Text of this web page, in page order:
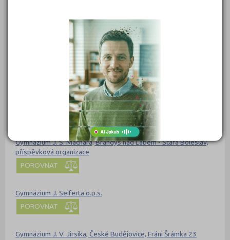
Gymnázium Ivana Olbrachta, Semily, Nad Špejcharem 574,
příspěvková organizace
Gymnázium J. G. Mendela a jeho zařízení a Základní umělecká
škola, školská právnická osoba
Gymnázium J. S. Machara, Brandýs nad Labem - Stará Boleslav,
příspěvková organizace
POROVNAT
Gymnázium J. Seiferta o.p.s.
POROVNAT
Gymnázium J. V. Jirsíka, České Budějovice, Fráni Šrámka 23